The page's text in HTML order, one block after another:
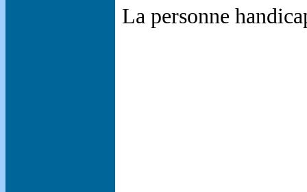
La personne